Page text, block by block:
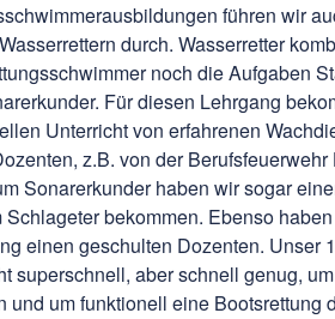
führen wir
durch. Wasserretter
noch die Aufgaben
Für diesen Lehrgang
Unterricht von erfahrenen
z.B. von der Berufsfeuerwehr
Sonarerkunder haben wir sogar
bekommen. Ebenso
einen geschulten Dozenten. Unser
superschnell, aber schnell genug,
und um funktionell eine Bootsrettung